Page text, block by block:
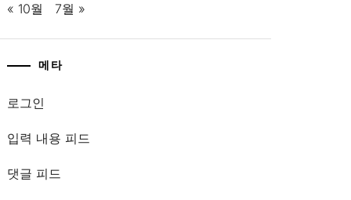
« 10월
7월 »
메타
로그인
입력 내용 피드
댓글 피드